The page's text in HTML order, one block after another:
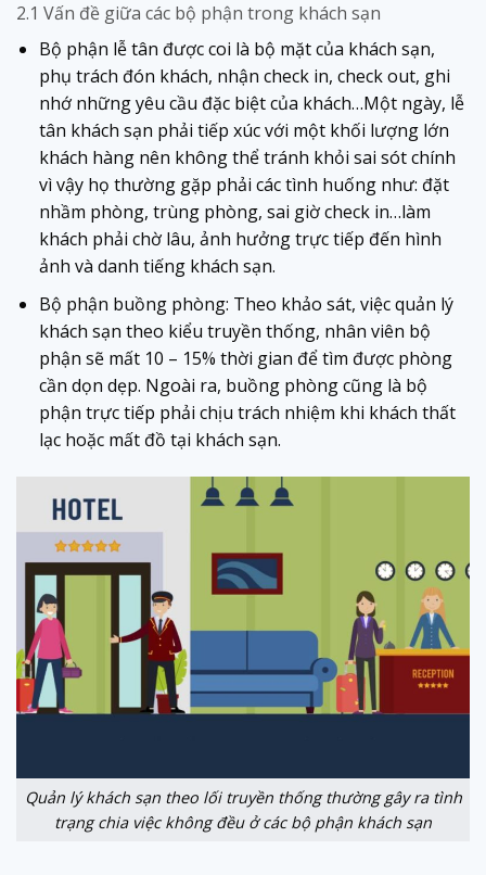
2.1 Vấn đề giữa các bộ phận trong khách sạn
Bộ phận lễ tân được coi là bộ mặt của khách sạn,
phụ trách đón khách, nhận check in, check out, ghi
nhớ những yêu cầu đặc biệt của khách…Một ngày, lễ
tân khách sạn phải tiếp xúc với một khối lượng lớn
khách hàng nên không thể tránh khỏi sai sót chính
vì vậy họ thường gặp phải các tình huống như: đặt
nhầm phòng, trùng phòng, sai giờ check in…làm
khách phải chờ lâu, ảnh hưởng trực tiếp đến hình
ảnh và danh tiếng khách sạn.
Bộ phận buồng phòng: Theo khảo sát, việc quản lý
khách sạn theo kiểu truyền thống, nhân viên bộ
phận sẽ mất 10 – 15% thời gian để tìm được phòng
cần dọn dẹp. Ngoài ra, buồng phòng cũng là bộ
phận trực tiếp phải chịu trách nhiệm khi khách thất
lạc hoặc mất đồ tại khách sạn.
Quản lý khách sạn theo lối truyền thống thường gây ra tình
trạng chia việc không đều ở các bộ phận khách sạn